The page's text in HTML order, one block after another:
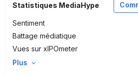
Statistiques MediaHype
Sentiment
Battage médiatique
Vues sur xIPOmeter
Plus